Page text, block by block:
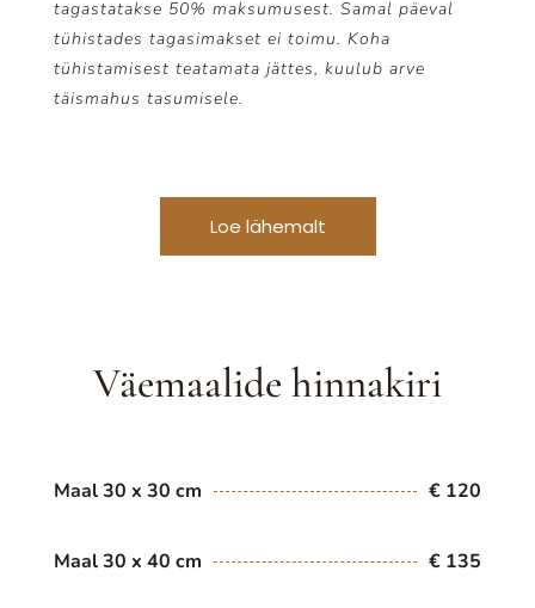
tagastatakse 50% maksumusest. Samal päeval
tühistades tagasimakset ei toimu. Koha
tühistamisest teatamata jättes, kuulub arve
täismahus tasumisele.
Loe lähemalt
Väemaalide hinnakiri
Maal 30 x 30 cm € 120
Maal 30 x 40 cm € 135